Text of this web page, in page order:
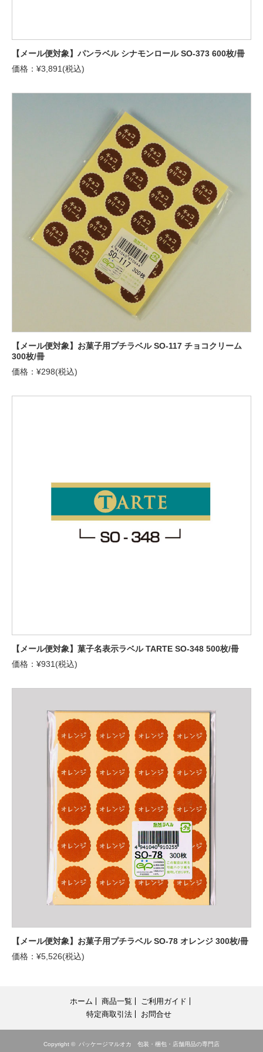
【メール便対象】パンラベル シナモンロール SO-373 600枚/冊
価格：¥3,891(税込)
【メール便対象】お菓子用プチラベル SO-117 チョコクリーム
300枚/冊
価格：¥298(税込)
【メール便対象】菓子名表示ラベル TARTE SO-348 500枚/冊
価格：¥931(税込)
【メール便対象】お菓子用プチラベル SO-78 オレンジ 300枚/冊
価格：¥5,526(税込)
ホーム 商品一覧
ご利用ガイド
特定商取引法
お問合せ
Copyright © パッケージマルオカ 包装・梱包・店舗用品の専門店